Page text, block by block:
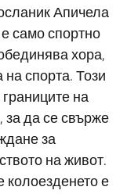
Апичела
само спортно
хора,
спорта. Този
на
да се свърже
за
на живот.
е